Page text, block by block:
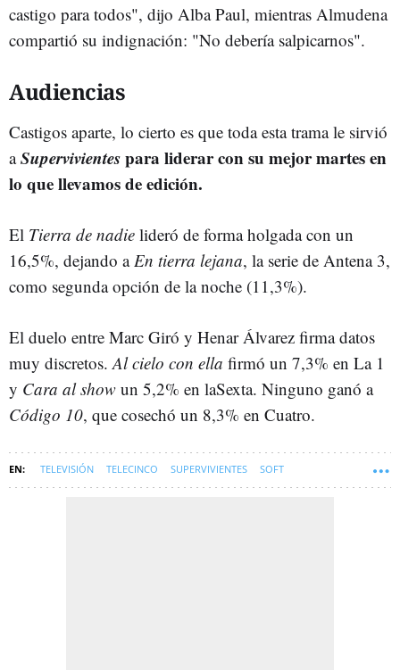
castigo para todos", dijo Alba Paul, mientras Almudena
compartió su indignación: "No debería salpicarnos".
Audiencias
Castigos aparte, lo cierto es que toda esta trama le sirvió
aSupervivientespara liderar con su mejor martes en
lo que llevamos de edición.
El Tierra de nadie lideró de forma holgada con un
16,5%, dejando a En tierra lejana, la serie de Antena 3,
como segunda opción de la noche (11,3%).
El duelo entre Marc Giró y Henar Álvarez firma datos
muy discretos. Al cielo con ella firmó un 7,3% en La 1
y Cara al show un 5,2% en laSexta. Ninguno ganó a
Código 10, que cosechó un 8,3% en Cuatro.
TELEVISIÓN TELECINCO SUPERVIVIENTES SOFT